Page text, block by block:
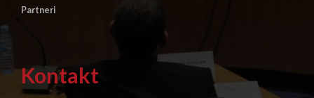
Partneri
Kontakt